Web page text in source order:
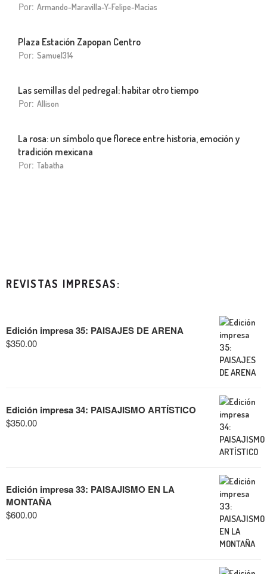
Por: Armando-Maravilla-Y-Felipe-Macias
Plaza Estación Zapopan Centro
Por: Samuel314
Las semillas del pedregal: habitar otro tiempo
Por: Allison
La rosa: un símbolo que florece entre historia, emoción y
tradición mexicana
Por: Tabatha
REVISTAS IMPRESAS:
Edición impresa 35: PAISAJES DE ARENA
$350.00
Edición impresa 34: PAISAJISMO ARTÍSTICO
$350.00
Edición impresa 33: PAISAJISMO EN LA
MONTAÑA
$600.00